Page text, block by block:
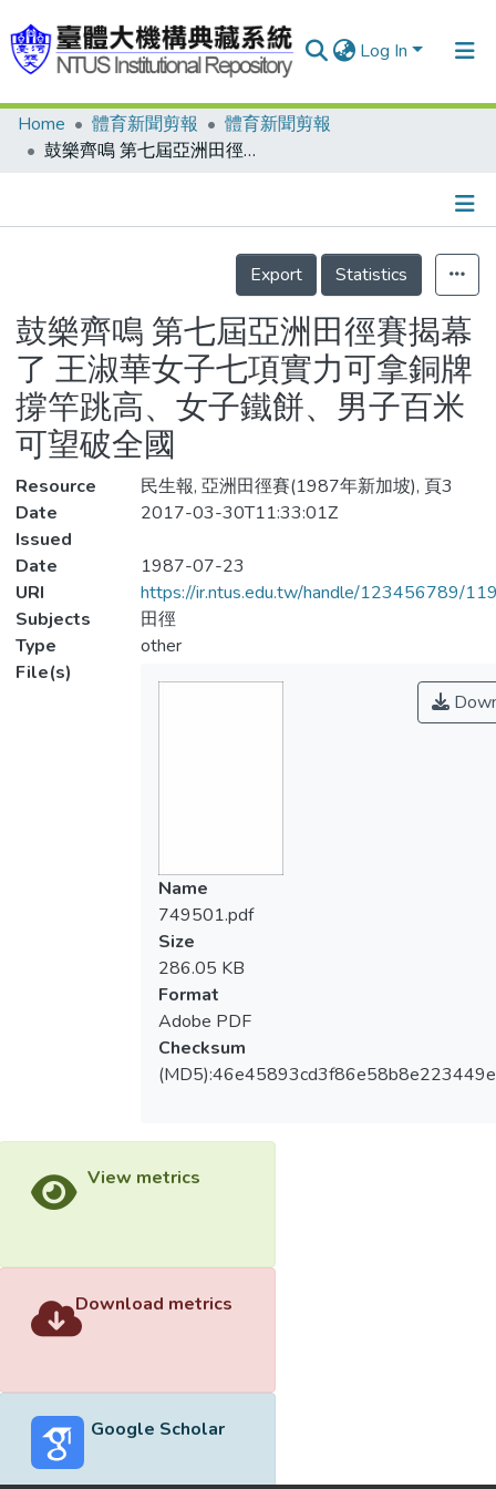
Log In
Communities & Collections
Statistics
Home 體育新聞剪報
體育新聞剪報
鼓樂齊鳴 第七屆亞洲田徑賽揭幕了 王淑華女子七項實力可拿銅牌 撐竿跳高、女子鐵餅、男子百米可望破全國
Details
Export
Statistics
鼓樂齊鳴 第七屆亞洲田徑賽揭幕
了 王淑華女子七項實力可拿銅牌
撐竿跳高、女子鐵餅、男子百米
可望破全國
Resource
民生報, 亞洲田徑賽(1987年新加坡), 頁3
Date
Issued
2017-03-30T11:33:01Z
Date
1987-07-23
URI
https://ir.ntus.edu.tw/handle/123456789/
Subjects
田徑
Type
other
File(s)
Name
749501.pdf
Size
286.05 KB
Format
Adobe PDF
Checksum
View metrics
Download metrics
Google Scholar